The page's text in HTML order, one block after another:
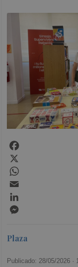
Plaza
Publicado: 28/05/2026 ·